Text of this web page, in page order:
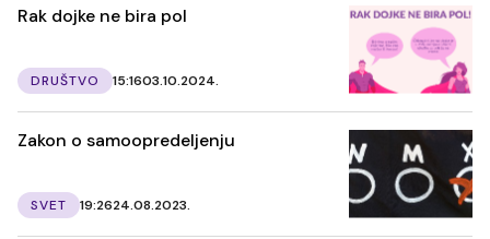
Rak dojke ne bira pol
DRUŠTVO 15:1603.10.2024.
Zakon o samoopredeljenju
SVET 19:2624.08.2023.